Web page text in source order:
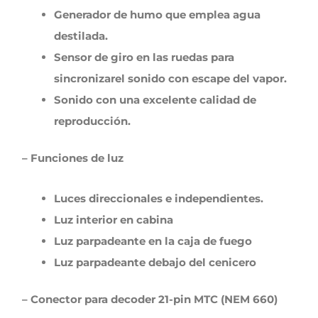
Generador de humo que emplea agua
destilada.
Sensor de giro en las ruedas para
sincronizarel sonido con escape del vapor.
Sonido con una excelente calidad de
reproducción.
– Funciones de luz
Luces direccionales e independientes.
Luz interior en cabina
Luz parpadeante en la caja de fuego
Luz parpadeante debajo del cenicero
– Conector para decoder 21-pin MTC (NEM 660)